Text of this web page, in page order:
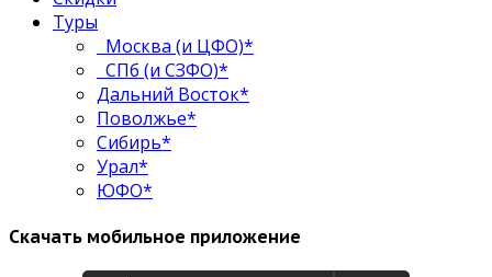
Туры
Москва (и ЦФО)*
СПб (и СЗФО)*
Дальний Восток*
Поволжье*
Сибирь*
Урал*
ЮФО*
Скачать мобильное приложение